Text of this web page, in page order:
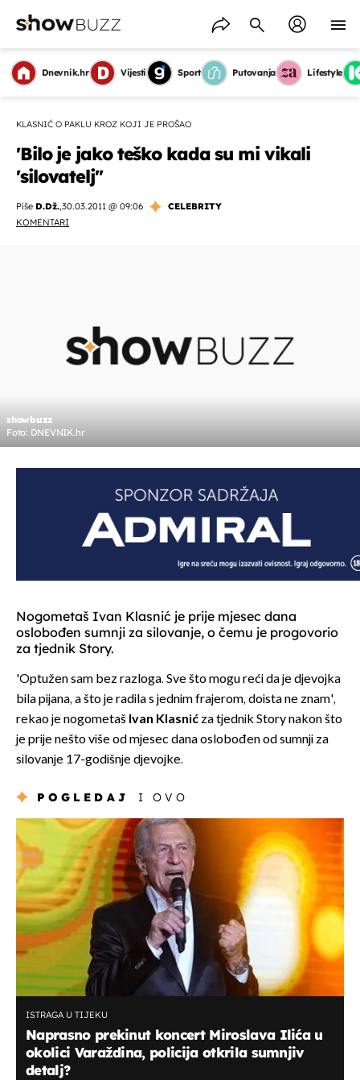
Dnevnik.hr Vijesti Sport Putovanja Lifestyle
KLASNIĆ O PAKLU KROZ KOJI JE PROŠAO
'Bilo je jako teško kada su mi vikali
'silovatelj''
Piše D.Dž.,30.03.2011 @ 09:06
CELEBRITY
KOMENTARI
showbuzz
Foto: DNEVNIK.hr
Nogometaš Ivan Klasnić je prije mjesec dana
oslobođen sumnji za silovanje, o čemu je progovorio
za tjednik Story.
'Optužen sam bez razloga. Sve što mogu reći da je djevojka
bila pijana, a što je radila s jednim frajerom, doista ne znam',
rekao je nogometaš Ivan Klasnićza tjednik Story nakon što
je prije nešto više od mjesec dana oslobođen od sumnji za
silovanje 17-godišnje djevojke.
POGLEDAJ I OVO
ISTRAGA U TIJEKU
Naprasno prekinut koncert Miroslava Ilića u
okolici Varaždina, policija otkrila sumnjiv
detalj?